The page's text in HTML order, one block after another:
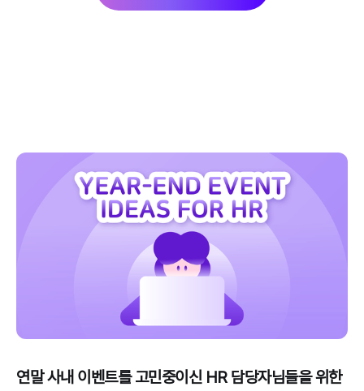
연말 사내 이벤트를 고민중이신 HR 담당자님들을 위한